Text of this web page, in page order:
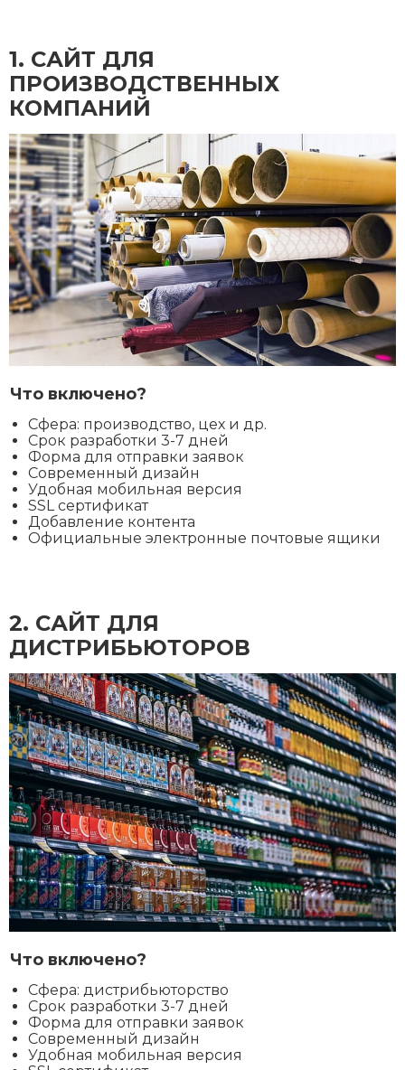
1. CАЙТ ДЛЯ
ПРОИЗВОДСТВЕННЫХ
КОМПАНИЙ
Что включено?
Сфера: производство, цех и др.
Срок разработки 3-7 дней
Форма для отправки заявок
Современный дизайн
Удобная мобильная версия
SSL сертификат
Добавление контента
Официальные электронные почтовые ящики
2. CАЙТ ДЛЯ
ДИСТРИБЬЮТОРОВ
Что включено?
Сфера: дистрибьюторство
Срок разработки 3-7 дней
Форма для отправки заявок
Современный дизайн
Удобная мобильная версия